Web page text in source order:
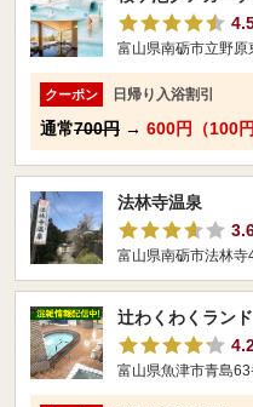
富山県南砺市立野原
クーポン 日帰り入浴割引
通常700円 → 600円（100
法林寺温泉
富山県南砺市法林寺
辻わくわくランド
富山県魚津市青島63